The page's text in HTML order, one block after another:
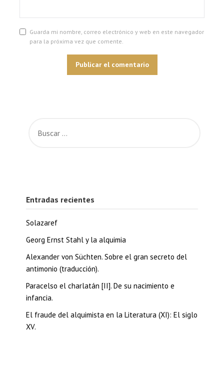
Guarda mi nombre, correo electrónico y web en este navegador
para la próxima vez que comente.
Entradas recientes
Solazaref
Georg Ernst Stahl y la alquimia
Alexander von Süchten. Sobre el gran secreto del
antimonio (traducción).
Paracelso el charlatán [II]. De su nacimiento e
infancia.
El fraude del alquimista en la Literatura (XI): El siglo
XV.